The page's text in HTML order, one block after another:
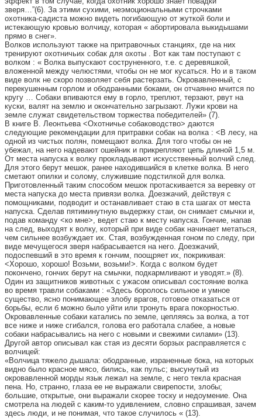
зверя…”(6). За этими сухими, неэмоциональными строчками
охотника-садиста можно видеть погибающую от жуткой боли и
истекающую кровью волчицу, которая « абортировала выкидышами
прямо в снег».
Волков используют также на притравочных станциях, где на них
тренируют охотничьих собак для охоты . Вот как там поступают с
волком : « Волка выпускают соструненного, т.е. с деревяшкой,
вложенной между челюстями, чтобы он не мог кусаться. Но и в таком
виде волк не скоро позволяет себя растерзать. Окровавленный, с
перекушенным горлом и ободранными боками, он отчаянно мчится по
кругу … Собаки впиваются ему в горло, треплют, терзают, рвут на
куски, валят на землю и окончательно загрызают. Лужи крови на
земле служат свидетельством торжества победителей» (7).
В книге В. Леонтьева <Охотничье собаководство> даются
следующие рекомендации для притравки собак на волка : <В лесу, на
одной из чистых полян, помещают волка. Для того чтобы он не
убежал, на него надевают ошейник и прикрепляют цепь длиной 1,5 м.
От места напуска к волку прокладывают искусственный волчий след.
Для этого берут мешок, ранее находившийся в клетке волка. В него
сметают опилки и солому, служившие подстилкой для волка.
Приготовленный таким способом мешок протаскивается за веревку от
места напуска до места привязи волка. Доезжачий, действуя с
помощниками, подводит и останавливает стаю в ста шагах от места
напуска. Сделав пятиминутную выдержку стаи, он снимает смычки и,
подав команду <ко мне>, ведет стаю к месту напуска. Гончие, напав
на след, выходят к волку, который при виде собак начинает метаться,
чем сильнее возбуждает их. Стая, возбужденная гоном по следу, при
виде мечущегося зверя набрасывается на него. Доезжачий,
подоспевший в это время к гончим, поощряет их, покрикивая:
<Хорошо, хорошо! Возьми, возьми!>. Когда с волком будет
покончено, гончих берут на смычки, подкармливают и уводят.» (8).
Один из защитников животных с ужасом описывал состояние волка
во время травли собаками : «Здесь боролось сильное и умное
существо, ясно понимающее злобу врагов, готовое отказаться от
борьбы, если б можно было уйти или тронуть врага покорностью.
Окровавленные собаки катались по земле, цепляясь за волка, а тот
все ниже и ниже сгибался, голова его работала слабее, а новые
собаки набрасывались на него с новыми и свежими силами» (13).
Другой автор описывал как стая из десяти борзых расправляется с
волчицей:
«Волчица тяжело дышала: ободранные, израненные бока, на которых
видно было красное мясо, бились, как пульс; высунутый из
окровавленной морды язык лежал на земле, с него текла красная
пена. Но, странно, глаза ее не выражали свирепости, злобы;
большие, открытые, они выражали скорее тоску и недоумение. Она
смотрела на людей с каким-то удивлением, словно спрашивая, зачем
здесь люди, и не понимая, что такое случилось « (13).